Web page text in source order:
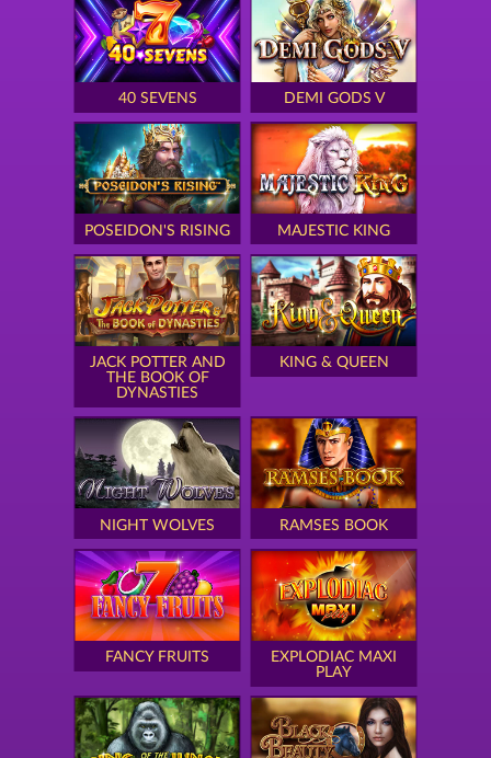
40 SEVENS DEMI GODS V
POSEIDON'S RISING MAJESTIC KING
JACK POTTER AND
THE BOOK OF
DYNASTIES
KING & QUEEN
NIGHT WOLVES RAMSES BOOK
FANCY FRUITS
EXPLODIAC MAXI
PLAY